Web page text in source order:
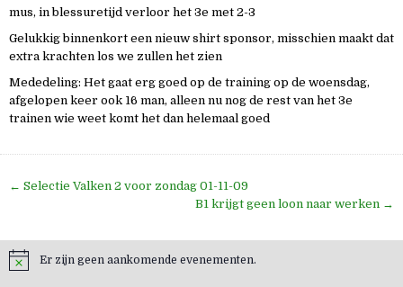
mus, in blessuretijd verloor het 3e met 2-3
Gelukkig binnenkort een nieuw shirt sponsor, misschien maakt dat
extra krachten los we zullen het zien
Mededeling: Het gaat erg goed op de training op de woensdag,
afgelopen keer ook 16 man, alleen nu nog de rest van het 3e
trainen wie weet komt het dan helemaal goed
Bericht
← Selectie Valken 2 voor zondag 01-11-09
B1 krijgt geen loon naar werken →
Er zijn geen aankomende evenementen.